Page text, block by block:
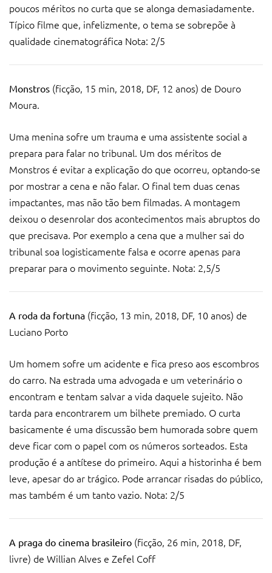
poucos méritos no curta que se alonga demasiadamente.
Típico filme que, infelizmente, o tema se sobrepõe à
qualidade cinematográfica Nota: 2/5
Monstros (ficção, 15 min, 2018, DF, 12 anos) de Douro
Moura.
Uma menina sofre um trauma e uma assistente social a
prepara para falar no tribunal. Um dos méritos de
Monstros é evitar a explicação do que ocorreu, optando-se
por mostrar a cena e não falar. O final tem duas cenas
impactantes, mas não tão bem filmadas. A montagem
deixou o desenrolar dos acontecimentos mais abruptos do
que precisava. Por exemplo a cena que a mulher sai do
tribunal soa logisticamente falsa e ocorre apenas para
preparar para o movimento seguinte. Nota: 2,5/5
A roda da fortuna (ficção, 13 min, 2018, DF, 10 anos) de
Luciano Porto
Um homem sofre um acidente e fica preso aos escombros
do carro. Na estrada uma advogada e um veterinário o
encontram e tentam salvar a vida daquele sujeito. Não
tarda para encontrarem um bilhete premiado. O curta
basicamente é uma discussão bem humorada sobre quem
deve ficar com o papel com os números sorteados. Esta
produção é a antítese do primeiro. Aqui a historinha é bem
leve, apesar do ar trágico. Pode arrancar risadas do público,
mas também é um tanto vazio. Nota: 2/5
A praga do cinema brasileiro (ficção, 26 min, 2018, DF,
livre) de Willian Alves e Zefel Coff